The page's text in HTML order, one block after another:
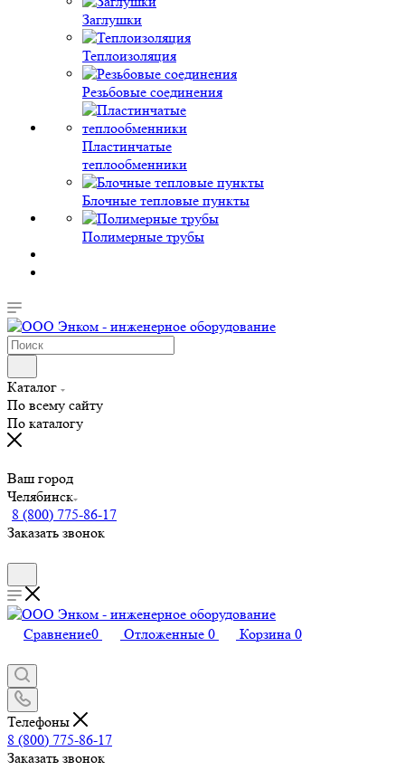
Заглушки
Теплоизоляция
Резьбовые соединения
Пластинчатые
теплообменники
Блочные тепловые пункты
Полимерные трубы
Каталог
По всему сайту
По каталогу
Ваш город
Челябинск
8 (800) 775-86-17
Заказать звонок
Сравнение0 Отложенные 0 Корзина 0
Телефоны
8 (800) 775-86-17
Заказать звонок